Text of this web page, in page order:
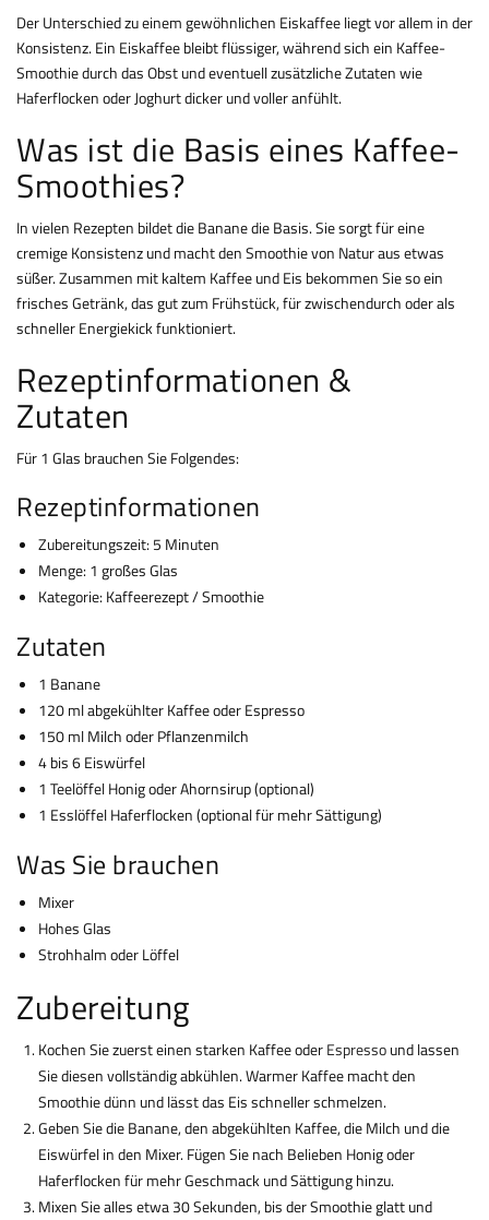
Der Unterschied zu einem gewöhnlichen Eiskaffee liegt vor allem in der
Konsistenz. Ein Eiskaffee bleibt flüssiger, während sich ein Kaffee-
Smoothie durch das Obst und eventuell zusätzliche Zutaten wie
Haferflocken oder Joghurt dicker und voller anfühlt.
Was ist die Basis eines Kaffee-
Smoothies?
In vielen Rezepten bildet die Banane die Basis. Sie sorgt für eine
cremige Konsistenz und macht den Smoothie von Natur aus etwas
süßer. Zusammen mit kaltem Kaffee und Eis bekommen Sie so ein
frisches Getränk, das gut zum Frühstück, für zwischendurch oder als
schneller Energiekick funktioniert.
Rezeptinformationen &
Zutaten
Für 1 Glas brauchen Sie Folgendes:
Rezeptinformationen
Zubereitungszeit: 5 Minuten
Menge: 1 großes Glas
Kategorie: Kaffeerezept / Smoothie
Zutaten
1 Banane
120 ml abgekühlter Kaffee oder Espresso
150 ml Milch oder Pflanzenmilch
4 bis 6 Eiswürfel
1 Teelöffel Honig oder Ahornsirup (optional)
1 Esslöffel Haferflocken (optional für mehr Sättigung)
Was Sie brauchen
Mixer
Hohes Glas
Strohhalm oder Löffel
Zubereitung
Kochen Sie zuerst einen starken Kaffee oderEspressound lassen
Sie diesen vollständig abkühlen. Warmer Kaffee macht den
Smoothie dünn und lässt das Eis schneller schmelzen.
Geben Sie die Banane, den abgekühlten Kaffee, die Milch und die
Eiswürfel in den Mixer. Fügen Sie nach Belieben Honig oder
Haferflocken für mehr Geschmack und Sättigung hinzu.
Mixen Sie alles etwa 30 Sekunden, bis der Smoothie glatt und